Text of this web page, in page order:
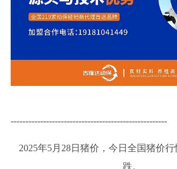
-----------------------------------------------------
2025年5月28日猪价，今日全国猪价
跌。